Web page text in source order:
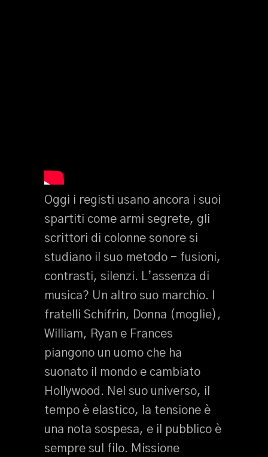
Oggi i registi usano ancora i suoi
spartiti come armi segrete, gli
scrittori di colonne sonore si
studiano il suo metodo – fusioni,
contrasti, silenzi. L’assenza di
musica? Un altro suo marchio. I
fratelli Schifrin, Donna (moglie),
William, Ryan e Frances
piangono un uomo che ha
suonato il mondo e cambiato
Hollywood. Nel suo universo, il
tempo è elastico, la tensione è
una nota sospesa, e il pubblico è
sempre sul filo. Missione